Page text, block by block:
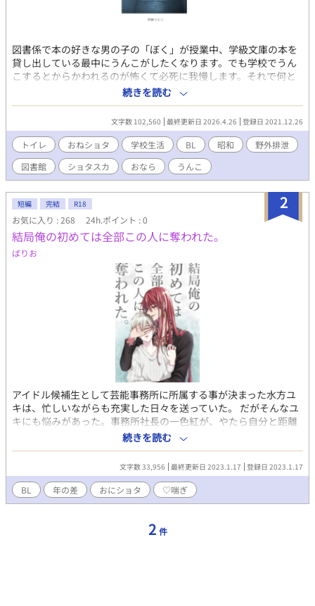
図書係で本の好きな男の子の「ぼく」が授業中、学級文庫の本を
貸し出している最中にうんこがしたくなります。でも学校でうん
こするとからかわれるのが怖くて必死に我慢します。それで何と
か終わりの会までは我慢できましたが、もう家までは我慢できそ
うもありません。そこで思いついたのは学校脇にある市立図書館
でうんこすることでした。でも、学校と違って市立図書館には中
高生のおにいさん・おねえさんやおじいさんなどいろいろな人
が・・・・。「けしごむ」さんからいただいたイラスト入り。
続きを読む
文字数 102,560 最終更新日 2026.4.26 登録日 2021.12.26
トイレ おねショタ 学校生活 BL 昭和
野外排泄
図書館
ショタスカ おなら うんこ
2
短編 完結 R18
お気に入り : 268 24h.ポイント : 0
結局俺の初めては全部この人に奪われた。
ばりお
アイドル候補生として芸能事務所に所属する事が決まった水方ユ
キは、忙しいながらも充実した日々を送っていた。 だがそんなユ
キにも悩みがあった。事務所社長の一色紅が、やたら自分と距離
を詰めてくるのである。 相手は雲の上の存在で、仲良くなるなん
て考えられない！ユキは何とか常識的な距離感を保とうと努力す
るものの、ひょんな事から紅の自宅に招かれ雰囲気に飲まれてし
まって……。 一色社長ガン攻めの、甘々とろとろおねショタ
（概念）小説です。くれゆきの馴れ初めというか、付き合うに至
るまでのお話でもあります。 時系列的にはブループリントシンデ
続きを読む
文字数 33,956 最終更新日 2023.1.17 登録日 2023.1.17
BL 年の差 おにショタ ♡喘ぎ
2 件